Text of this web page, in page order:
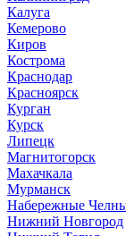
Калуга
Кемерово
Киров
Кострома
Краснодар
Красноярск
Курган
Курск
Липецк
Магнитогорск
Махачкала
Мурманск
Набережные
Нижний Новгород